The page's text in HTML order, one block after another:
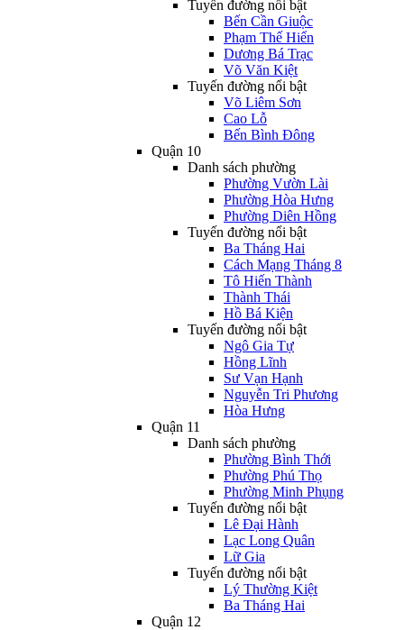
Tuyến đường nổi bật
Bến Cần Giuộc
Phạm Thế Hiển
Dương Bá Trạc
Võ Văn Kiệt
Tuyến đường nổi bật
Võ Liêm Sơn
Cao Lỗ
Bến Bình Đông
Quận 10
Danh sách phường
Phường Vườn Lài
Phường Hòa Hưng
Phường Diên Hồng
Tuyến đường nổi bật
Ba Tháng Hai
Cách Mạng Tháng 8
Tô Hiến Thành
Thành Thái
Hồ Bá Kiện
Tuyến đường nổi bật
Ngô Gia Tự
Hồng Lĩnh
Sư Vạn Hạnh
Nguyễn Tri Phương
Hòa Hưng
Quận 11
Danh sách phường
Phường Bình Thới
Phường Phú Thọ
Phường Minh Phụng
Tuyến đường nổi bật
Lê Đại Hành
Lạc Long Quân
Lữ Gia
Tuyến đường nổi bật
Lý Thường Kiệt
Ba Tháng Hai
Quận 12